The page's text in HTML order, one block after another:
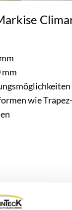
mm
wie